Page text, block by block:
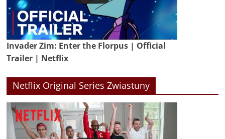
Invader Zim: Enter the Florpus | Official
Trailer | Netflix
Netflix Original Series Zwiastuny